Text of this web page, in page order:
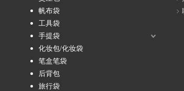
帆布袋
工具袋
手提袋
化妆包/化妆袋
笔盒笔袋
后背包
旅行袋